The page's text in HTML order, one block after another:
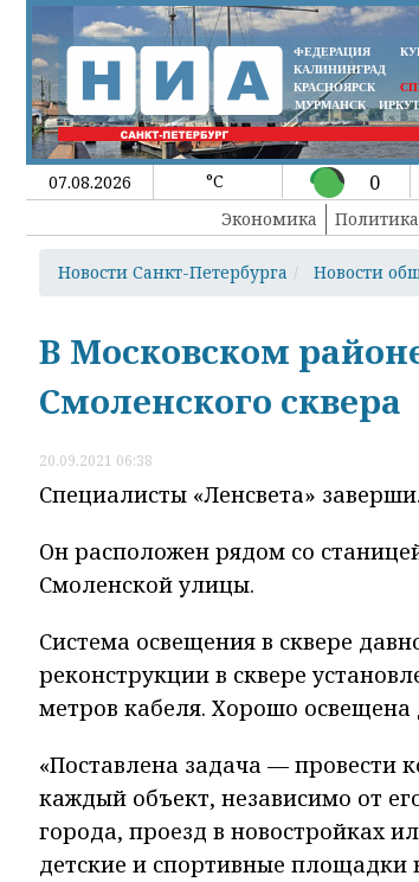
ФЕДЕРАЦИЯ
КАЛИНИНГРАД
КРАСНОЯРСК
МУРМАНСК
07.08.2026 °C 0
Экономика
Политика
Новости Санкт-Петербурга Новости
В Московском
Смоленского сквера
20.09.2021 06:38
Специалисты «Ленсвета»
Он расположен рядом со
Смоленской улицы.
Система освещения в сквере
реконструкции в сквере
метров кабеля. Хорошо
«Поставлена задача —
каждый объект, независимо от
города, проезд в новостройках
детские и спортивные площадки